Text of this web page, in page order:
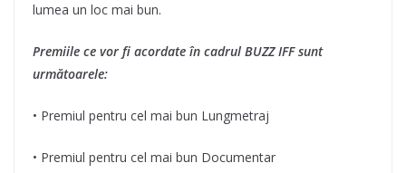
lumea un loc mai bun.
Premiile ce vor fi acordate în cadrul BUZZ IFF sunt
următoarele:
• Premiul pentru cel mai bun Lungmetraj
• Premiul pentru cel mai bun Documentar